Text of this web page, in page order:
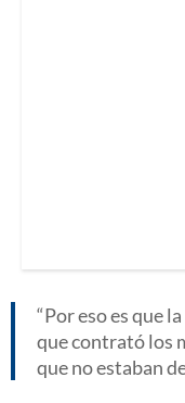
Por eso es que
que contrató los
que no estaban